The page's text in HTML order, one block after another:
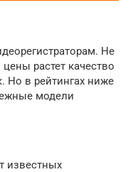
Не
растет качество
Но в рейтингах ниже
модели
известных